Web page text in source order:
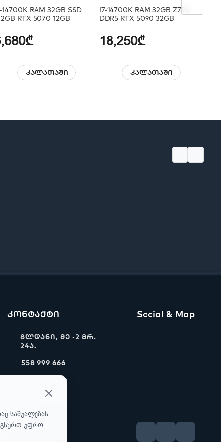
14700K RAM 32GB SSD
RTX 5070 12GB
კალათაში
I7-14700K RAM 32GB Z790
DDR5 RTX 5090 32GB
18,250₾
კალათაში
კონტაქტი
გლდანი, მე -2 მრ.
24ა.
558 999 666
info@ww.ge
Social & Map
საშუალებას
გსურთ უფრო